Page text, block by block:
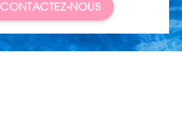
CONTACTEZ-NOUS